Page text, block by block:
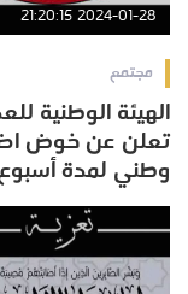
2024-01-28 21:20:15
مجتمع
الهيئة الوطنية
تعلن عن خوض
وطني لمدة